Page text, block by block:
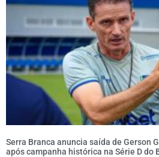
Serra Branca anuncia saída de Gerson
após campanha histórica na Série D do